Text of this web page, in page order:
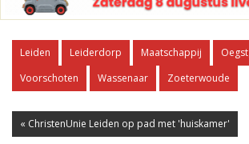
Leiden Leiderdorp Maatschappij
Voorschoten
Wassenaar Zoeterwoude
« ChristenUnie Leiden op pad met 'huiskamer'